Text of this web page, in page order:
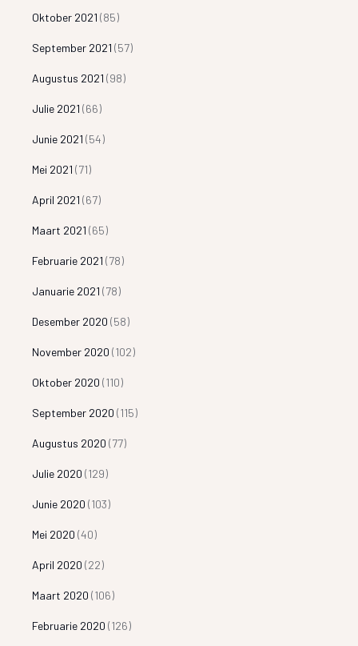
Oktober 2021 (85)
September 2021 (57)
Augustus 2021 (98)
Julie 2021 (66)
Junie 2021 (54)
Mei 2021 (71)
April 2021 (67)
Maart 2021 (65)
Februarie 2021 (78)
Januarie 2021 (78)
Desember 2020 (58)
November 2020 (102)
Oktober 2020 (110)
September 2020 (115)
Augustus 2020 (77)
Julie 2020 (129)
Junie 2020 (103)
Mei 2020 (40)
April 2020 (22)
Maart 2020 (106)
Februarie 2020 (126)